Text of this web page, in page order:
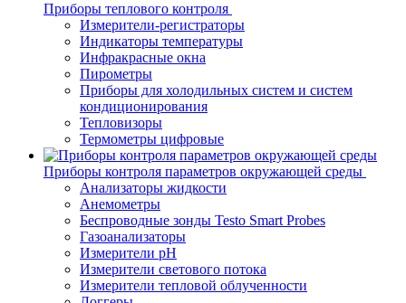
Приборы теплового контроля
Измерители-регистраторы
Индикаторы температуры
Инфракрасные окна
Пирометры
Приборы для холодильных систем и систем
кондиционирования
Тепловизоры
Термометры цифровые
Приборы контроля параметров окружающей среды
Анализаторы жидкости
Анемометры
Беспроводные зонды Testo Smart Probes
Газоанализаторы
Измерители pH
Измерители светового потока
Измерители тепловой облученности